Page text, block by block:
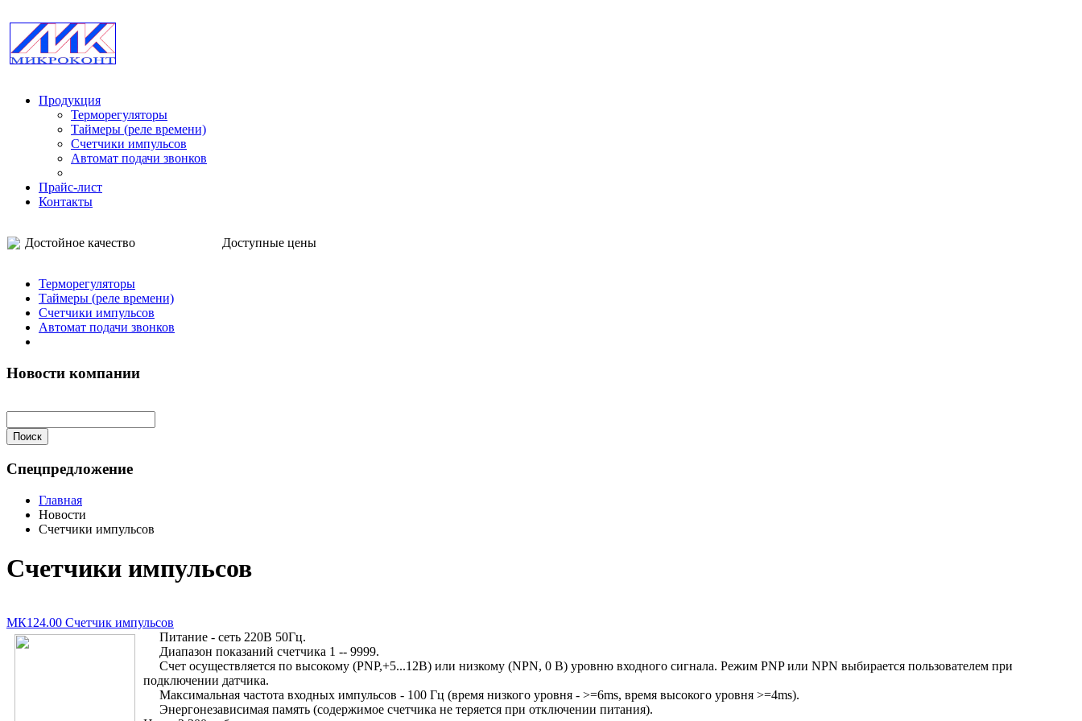
Продукция
Терморегуляторы
Таймеры (реле времени)
Счетчики импульсов
Автомат подачи звонков
Прайс-лист
Контакты
Достойное качество Доступные цены
Терморегуляторы
Таймеры (реле времени)
Счетчики импульсов
Автомат подачи звонков
Новости компании
Спецпредложение
Главная
Новости
Счетчики импульсов
Счетчики импульсов
МК124.00 Счетчик импульсов
Питание - сеть 220В 50Гц.
Диапазон показаний счетчика 1 -- 9999.
Счет осуществляется по высокому (PNP,+5...12В) или низкому (NPN, 0 В) уровню входного сигнала. Режим PNP или NPN выбирается пользователем при
подключении датчика.
Максимальная частота входных импульсов - 100 Гц (время низкого уровня - >=6ms, время высокого уровня >=4ms).
Энергонезависимая память (содержимое счетчика не теряется при отключении питания).